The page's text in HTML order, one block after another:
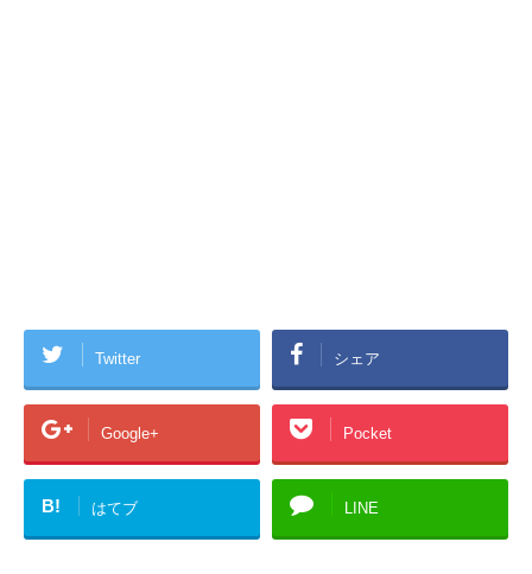
Twitter シェア
Google+ Pocket
B! はてブ LINE